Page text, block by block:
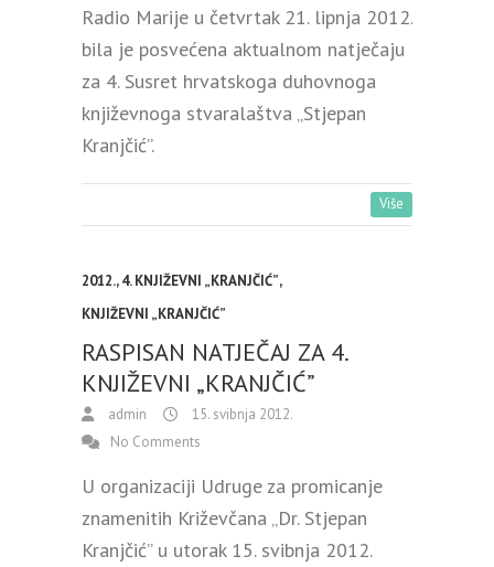
Radio Marije u četvrtak 21. lipnja 2012.
bila je posvećena aktualnom natječaju
za 4. Susret hrvatskoga duhovnoga
književnoga stvaralaštva „Stjepan
Kranjčić”.
Više
2012.,4. KNJIŽEVNI „KRANJČIĆ”,
KNJIŽEVNI „KRANJČIĆ”
RASPISAN NATJEČAJ ZA 4.
KNJIŽEVNI „KRANJČIĆ”
admin
15. svibnja 2012.
No Comments
U organizaciji Udruge za promicanje
znamenitih Križevčana „Dr. Stjepan
Kranjčić” u utorak 15. svibnja 2012.